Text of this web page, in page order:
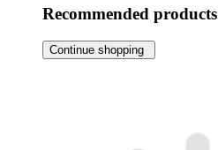
Recommended products
Continue shopping